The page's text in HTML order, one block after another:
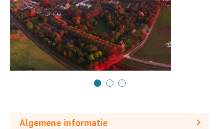
Algemene informatie